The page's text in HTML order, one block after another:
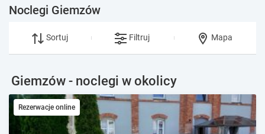
Noclegi Giemzów
Sortuj Filtruj Mapa
Giemzów - noclegi w okolicy
Rezerwacje online